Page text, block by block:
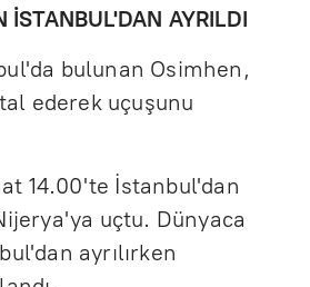
İSTANBUL'DAN AYRILDI
bulunan Osimhen,
ederek uçuşunu
14.00'te İstanbul'dan
uçtu. Dünyaca
ayrılırken